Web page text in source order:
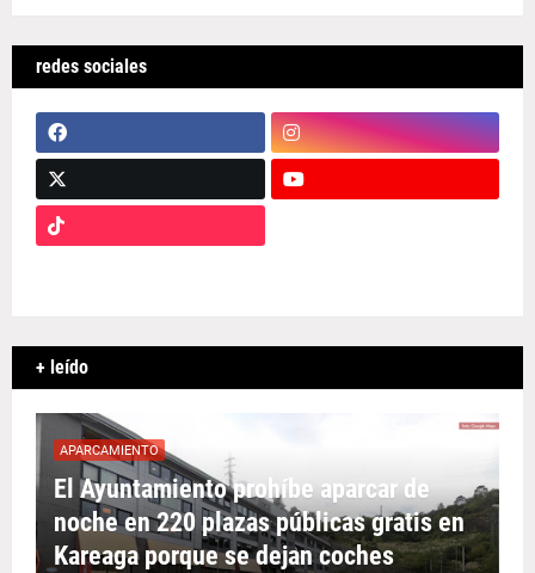
redes sociales
+ leído
APARCAMIENTO
El Ayuntamiento prohíbe aparcar de
noche en 220 plazas públicas gratis en
Kareaga porque se dejan coches